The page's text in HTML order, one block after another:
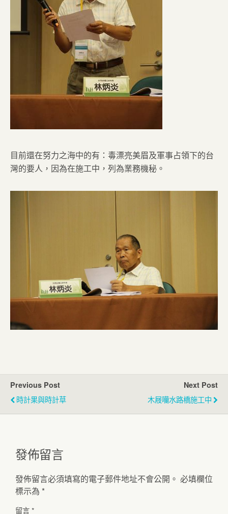
目前還在努力之海中的有：毒漂亮美眉及軍事占領下的台
灣的要人，因為在施工中，列為業務機秘。
Previous Post
時計果與時計草
Next Post
木屐囒水路橋施工中
發佈留言
發佈留言必須填寫的電子郵件地址不會公開。 必填欄位
標示為 *
留言*